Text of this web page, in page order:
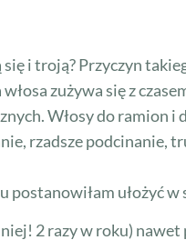
i troją? Przyczyn
zużywa się z
Włosy do ramion i
rzadsze podcinanie,
postanowiłam ułożyć
2 razy w roku)